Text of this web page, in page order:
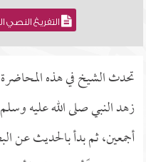
التفريغ النصي
تحدث الشيخ في هذه
زهد النبي صلى الله عليه
أجمعين، ثم بدأ بالحديث عن